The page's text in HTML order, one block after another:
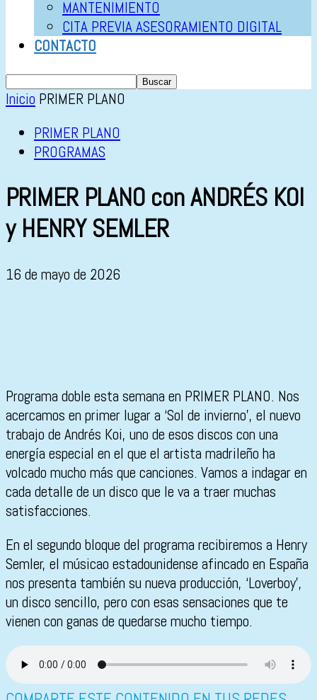
MANTENIMIENTO
CITA PREVIA ASESORAMIENTO DIGITAL
CONTACTO
Inicio PRIMER PLANO
PRIMER PLANO
PROGRAMAS
PRIMER PLANO con ANDRÉS KOI
y HENRY SEMLER
16 de mayo de 2026
Programa doble esta semana en PRIMER PLANO. Nos
acercamos en primer lugar a ‘Sol de invierno’, el nuevo
trabajo de Andrés Koi, uno de esos discos con una
energía especial en el que el artista madrileño ha
volcado mucho más que canciones. Vamos a indagar en
cada detalle de un disco que le va a traer muchas
satisfacciones.
En el segundo bloque del programa recibiremos a Henry
Semler, el músicao estadounidense afincado en España
nos presenta también su nueva producción, ‘Loverboy’,
un disco sencillo, pero con esas sensaciones que te
vienen con ganas de quedarse mucho tiempo.